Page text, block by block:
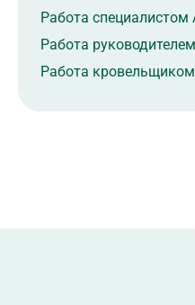
Работа специалистом
Работа
Работа кровельщиком